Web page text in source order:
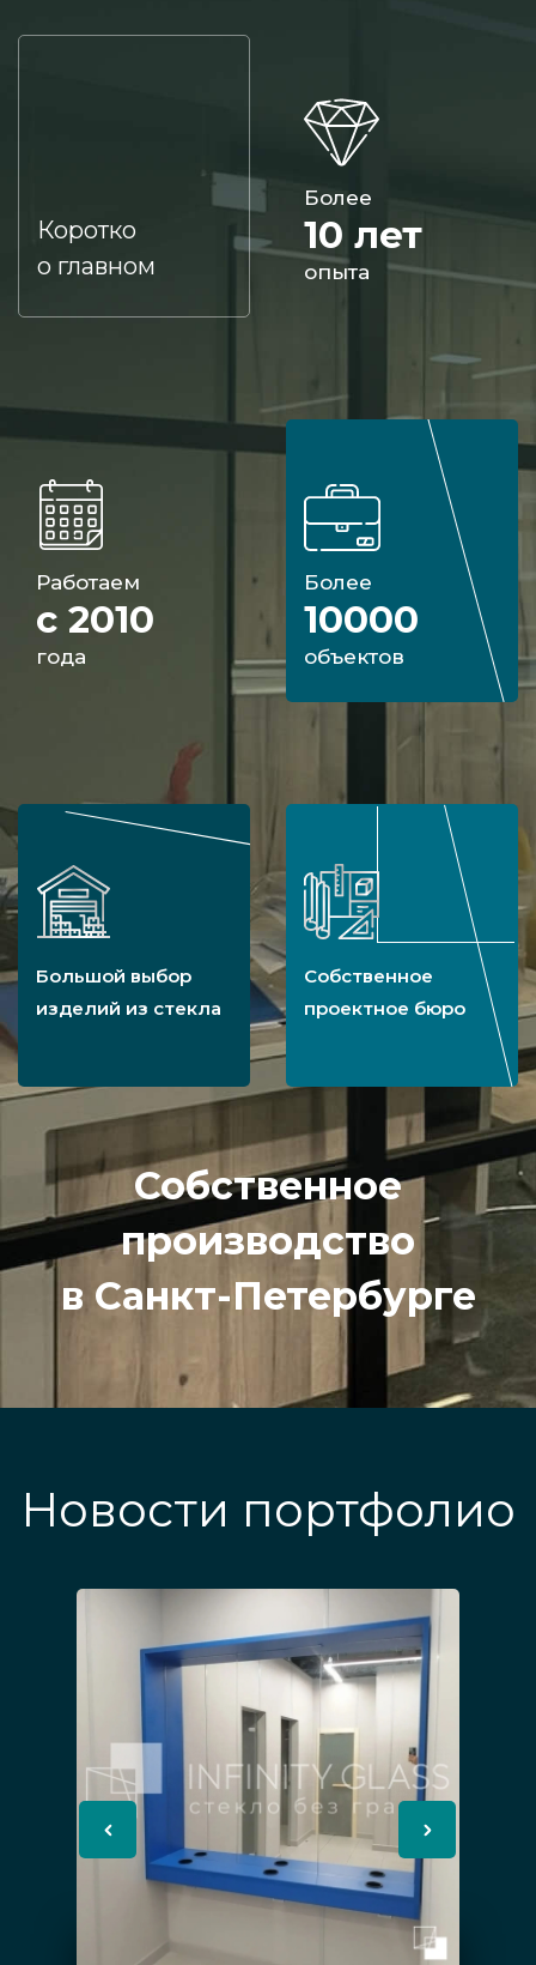
Коротко
о главном
Более
10 лет
опыта
Работаем
с 2010
года
Более
10000
объектов
Большой выбор
изделий из стекла
Собственное
проектное бюро
Собственное
производство
в Санкт-Петербурге
Новости портфолио